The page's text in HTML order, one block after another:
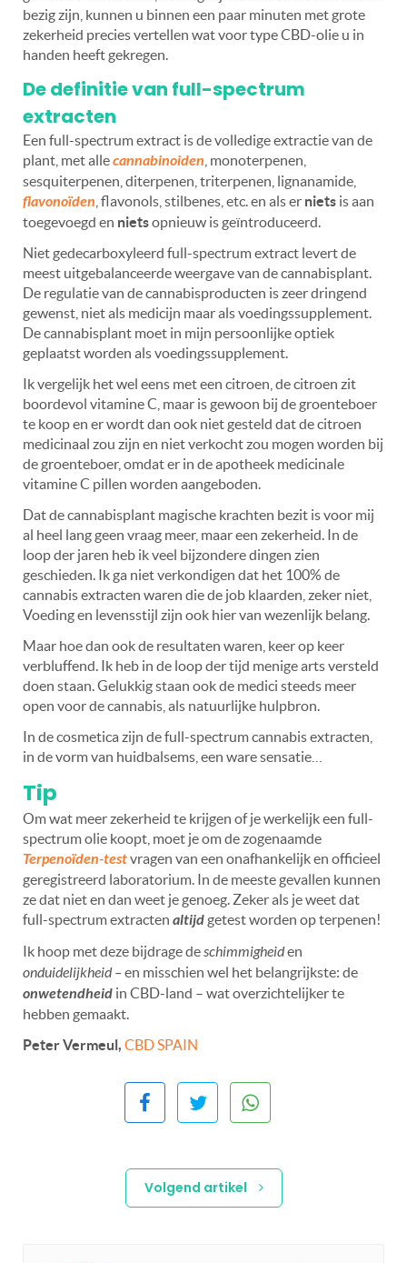
bezig zijn, kunnen u binnen een paar minuten met grote
zekerheid precies vertellen wat voor type CBD-olie u in
handen heeft gekregen.
De definitie van full-spectrum
extracten
Een full-spectrum extract is de volledige extractie van de
plant, met allecannabinoiden , monoterpenen,
sesquiterpenen, diterpenen, triterpenen, lignanamide,
flavonoïden , flavonols, stilbenes, etc. en als er niets is aan
toegevoegd en nietsopnieuw is geïntroduceerd.
Niet gedecarboxyleerd full-spectrum extract levert de
meest uitgebalanceerde weergave van de cannabisplant.
De regulatie van de cannabisproducten is zeer dringend
gewenst, niet als medicijn maar als voedingssupplement.
De cannabisplant moet in mijn persoonlijke optiek
geplaatst worden als voedingssupplement.
Ik vergelijk het wel eens met een citroen, de citroen zit
boordevol vitamine C, maar is gewoon bij de groenteboer
te koop en er wordt dan ook niet gesteld dat de citroen
medicinaal zou zijn en niet verkocht zou mogen worden bij
de groenteboer, omdat er in de apotheek medicinale
vitamine C pillen worden aangeboden.
Dat de cannabisplant magische krachten bezit is voor mij
al heel lang geen vraag meer, maar een zekerheid. In de
loop der jaren heb ik veel bijzondere dingen zien
geschieden. Ik ga niet verkondigen dat het 100% de
cannabis extracten waren die de job klaarden, zeker niet,
Voeding en levensstijl zijn ook hier van wezenlijk belang.
Maar hoe dan ook de resultaten waren, keer op keer
verbluffend. Ik heb in de loop der tijd menige arts versteld
doen staan. Gelukkig staan ook de medici steeds meer
open voor de cannabis, als natuurlijke hulpbron.
In de cosmetica zijn de full-spectrum cannabis extracten,
in de vorm van huidbalsems, een ware sensatie…
Tip
Om wat meer zekerheid te krijgen of je werkelijk een full-
spectrum olie koopt, moet je om de zogenaamde
Terpenoïden-testvragen van een onafhankelijk en officieel
geregistreerd laboratorium. In de meeste gevallen kunnen
ze dat niet en dan weet je genoeg. Zeker als je weet dat
full-spectrum extracten altijd getest worden op terpenen!
Ik hoop met deze bijdrage deschimmigheiden
onduidelijkheid –en misschien wel het belangrijkste: de
onwetendheid in CBD-land – wat overzichtelijker te
hebben gemaakt.
Peter Vermeul, CBD SPAIN
Volgend artikel